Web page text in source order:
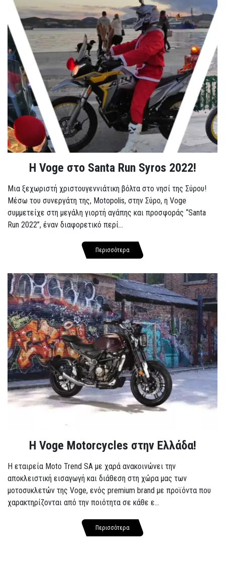
Η Voge στο Santa Run Syros 2022!
Μια ξεχωριστή χριστουγεννιάτικη βόλτα στο νησί της Σύρου!
Μέσω του συνεργάτη της, Motopolis, στην Σύρο, η Voge
συμμετείχε στη μεγάλη γιορτή αγάπης και προσφοράς “Santa
Run 2022”, έναν διαφορετικό περί...
Περισσότερα
H Voge Motorcycles στην Ελλάδα!
Η εταιρεία Moto Trend SA με χαρά ανακοινώνει την
αποκλειστική εισαγωγή και διάθεση στη χώρα μας των
μοτοσυκλετών της Voge, ενός premium brand με προϊόντα που
χαρακτηρίζονται από την ποιότητα σε κάθε ε...
Περισσότερα